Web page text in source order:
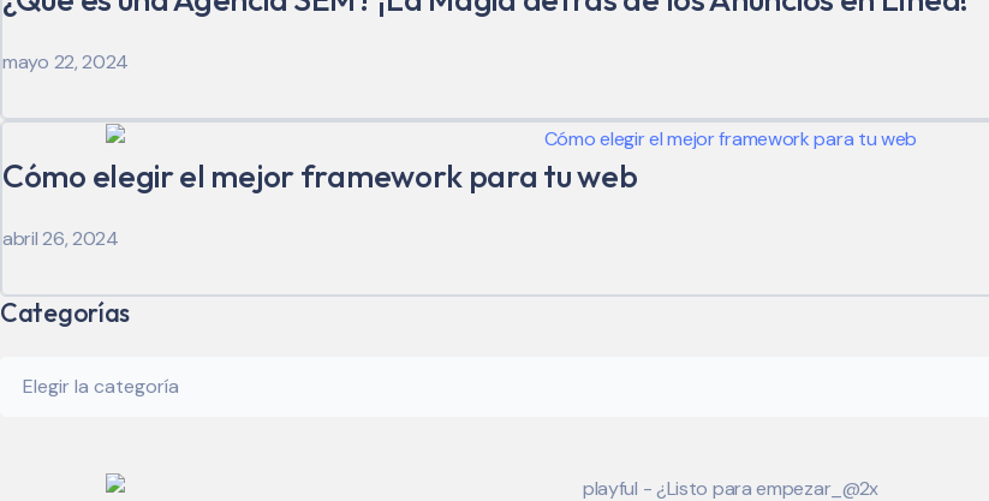
mayo 22, 2024
Cómo elegir el mejor framework para tu web
abril 26, 2024
Categorías